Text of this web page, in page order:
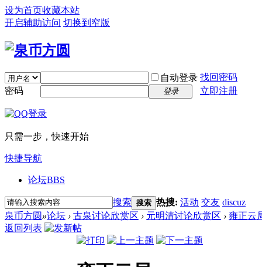
设为首页收藏本站
开启辅助访问 切换到窄版
自动登录 找回密码
密码
登录 立即注册
只需一步，快速开始
快捷导航
论坛BBS
搜索 搜索 热搜: 活动 交友 discuz
泉币方圆 »论坛 › 古泉讨论欣赏区 › 元明清讨论欣赏区 › 雍正云
返回列表